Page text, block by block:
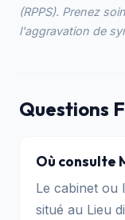
(RPPS). Prenez
l'aggravation de
Questions
Où consulte
Le cabinet ou
situé au Lieu